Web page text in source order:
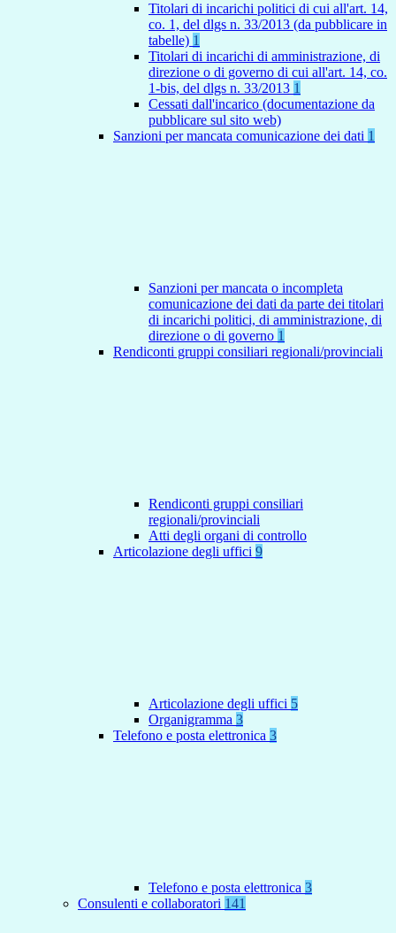
Titolari di incarichi politici di cui all'art. 14,
co. 1, del dlgs n. 33/2013 (da pubblicare in
tabelle) 1
Titolari di incarichi di amministrazione, di
direzione o di governo di cui all'art. 14, co.
1-bis, del dlgs n. 33/2013 1
Cessati dall'incarico (documentazione da
pubblicare sul sito web)
Sanzioni per mancata comunicazione dei dati 1
Sanzioni per mancata o incompleta
comunicazione dei dati da parte dei titolari
di incarichi politici, di amministrazione, di
direzione o di governo 1
Rendiconti gruppi consiliari regionali/provinciali
Rendiconti gruppi consiliari
regionali/provinciali
Atti degli organi di controllo
Articolazione degli uffici 9
Articolazione degli uffici 5
Organigramma 3
Telefono e posta elettronica 3
Telefono e posta elettronica 3
Consulenti e collaboratori 141